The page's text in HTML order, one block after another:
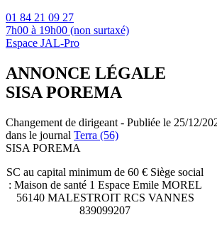
01 84 21 09 27
7h00 à 19h00 (non surtaxé)
Espace JAL-Pro
ANNONCE LÉGALE
SISA POREMA
Changement de dirigeant - Publiée le 25/12/
dans le journal Terra (56)
SISA POREMA
SC au capital minimum de 60 € Siège social
: Maison de santé 1 Espace Emile MOREL
56140 MALESTROIT RCS VANNES
839099207